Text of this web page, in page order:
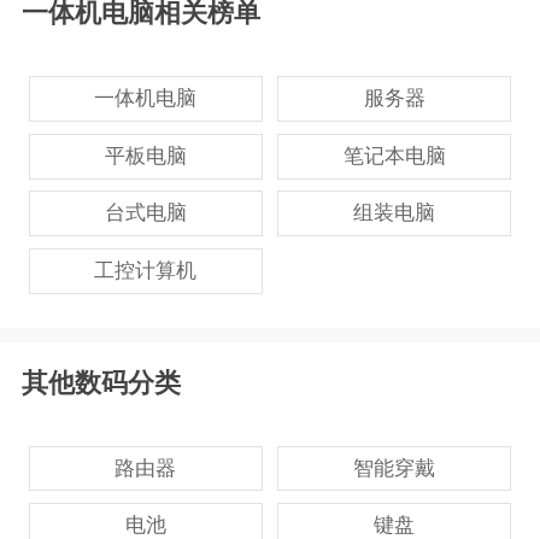
一体机电脑相关榜单
一体机电脑 服务器
平板电脑 笔记本电脑
台式电脑 组装电脑
工控计算机
其他数码分类
路由器 智能穿戴
电池 键盘